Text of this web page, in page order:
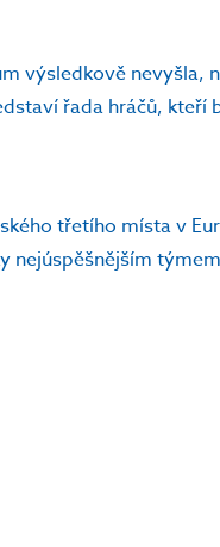
výsledkově nevyšla,
řada hráčů,
třetího místa v
nejúspěšnějším